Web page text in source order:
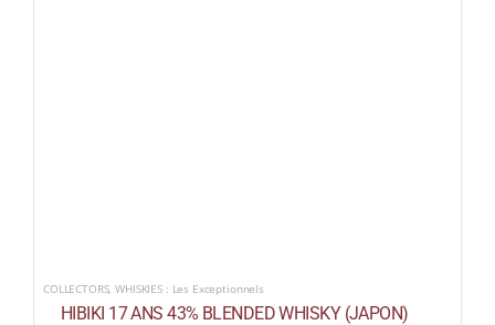
COLLECTORS,WHISKIES : Les Exceptionnels
HIBIKI 17 ANS 43% BLENDED WHISKY (JAPON)